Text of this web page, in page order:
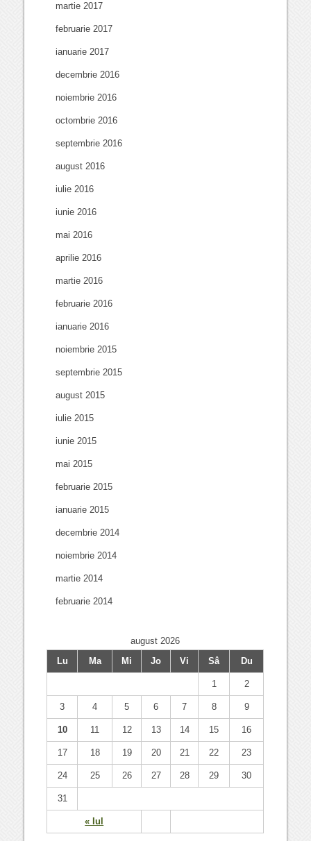
martie 2017
februarie 2017
ianuarie 2017
decembrie 2016
noiembrie 2016
octombrie 2016
septembrie 2016
august 2016
iulie 2016
iunie 2016
mai 2016
aprilie 2016
martie 2016
februarie 2016
ianuarie 2016
noiembrie 2015
septembrie 2015
august 2015
iulie 2015
iunie 2015
mai 2015
februarie 2015
ianuarie 2015
decembrie 2014
noiembrie 2014
martie 2014
februarie 2014
august 2026
Lu
Ma Mi Jo Vi Sâ Du
« Iul
1 2
3 4 5 6 7 8 9
10 11 12 13 14 15 16
17 18 19 20 21 22 23
24 25 26 27 28 29 30
31